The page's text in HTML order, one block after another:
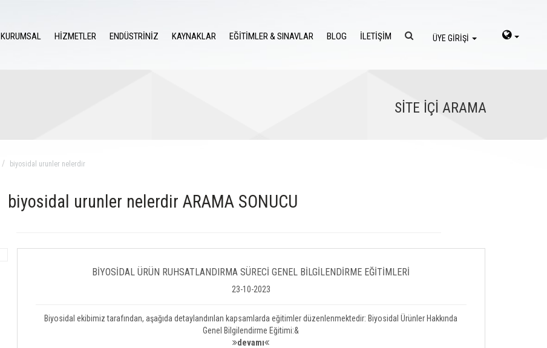
KURUMSAL HİZMETLER ENDÜSTRİNİZ KAYNAKLAR EĞİTİMLER & SINAVLAR BLOG İLETİŞİM ÜYE GİRİŞİ
SİTE İÇİ ARAMA
biyosidal urunler nelerdir
biyosidal urunler nelerdir ARAMA SONUCU
BİYOSİDAL ÜRÜN RUHSATLANDIRMA SÜRECİ GENEL BİLGİLENDİRME EĞİTİMLERİ
23-10-2023
Biyosidal ekibimiz tarafından, aşağıda detaylandırılan kapsamlarda eğitimler düzenlenmektedir: Biyosidal Ürünler Hakkında
Genel Bilgilendirme Eğitimi:&
devamı